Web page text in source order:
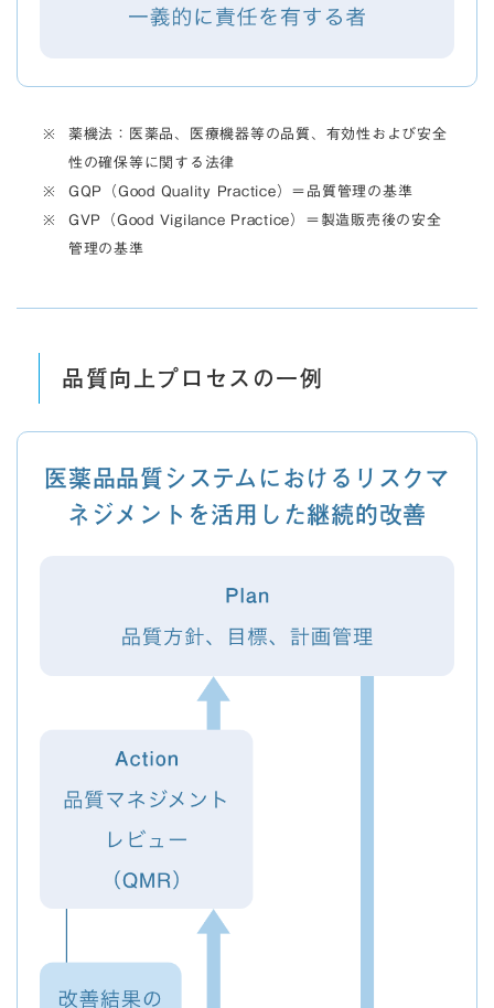
薬機法：医薬品、医療機器等の品質、有効性および安全
性の確保等に関する法律
GQP（Good Quality Practice）＝品質管理の基準
GVP（Good Vigilance Practice）＝製造販売後の安全
管理の基準
品質向上プロセスの一例
医薬品品質システムにおけるリスクマ
ネジメントを活用した継続的改善